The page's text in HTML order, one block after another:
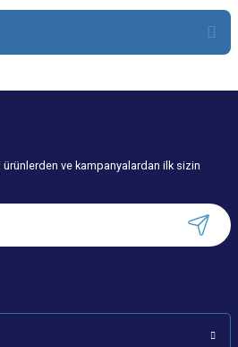
ederiz.
veya görüntülenemiyor.
bilgiler bulunuyor.
olmalı.
ve kampanyalardan ilk sizin